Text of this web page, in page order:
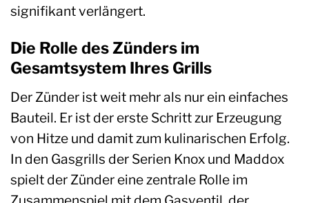
signifikant verlängert.
Die Rolle des Zünders im
Gesamtsystem Ihres Grills
Der Zünder ist weit mehr als nur ein einfaches
Bauteil. Er ist der erste Schritt zur Erzeugung
von Hitze und damit zum kulinarischen Erfolg.
In den Gasgrills der Serien Knox und Maddox
spielt der Zünder eine zentrale Rolle im